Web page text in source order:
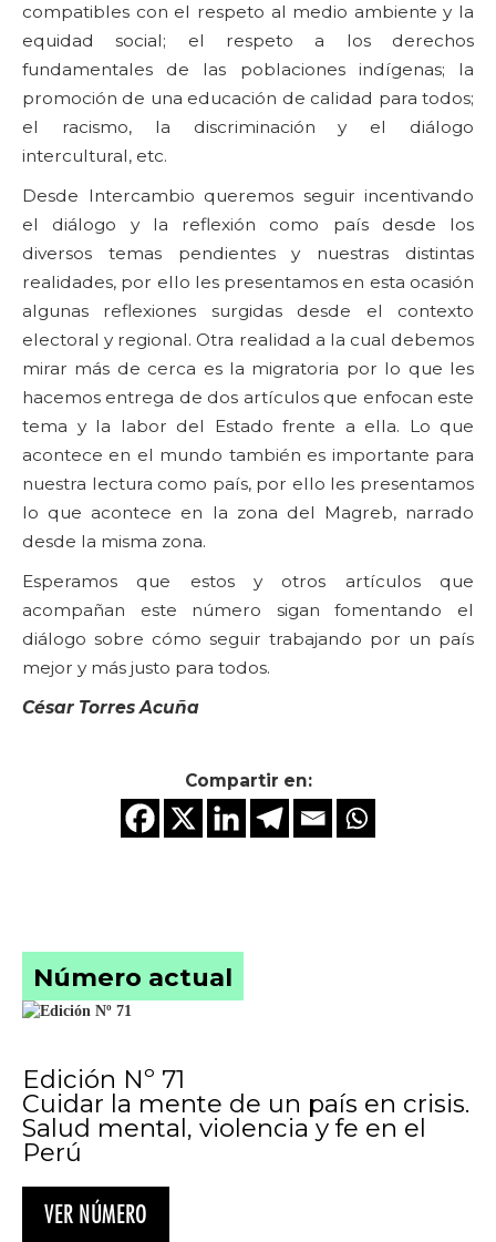
compatibles con el respeto al medio ambiente y la
equidad social; el respeto a los derechos
fundamentales de las poblaciones indígenas; la
promoción de una educación de calidad para todos;
el racismo, la discriminación y el diálogo
intercultural, etc.
Desde Intercambio queremos seguir incentivando
el diálogo y la reflexión como país desde los
diversos temas pendientes y nuestras distintas
realidades, por ello les presentamos en esta ocasión
algunas reflexiones surgidas desde el contexto
electoral y regional. Otra realidad a la cual debemos
mirar más de cerca es la migratoria por lo que les
hacemos entrega de dos artículos que enfocan este
tema y la labor del Estado frente a ella. Lo que
acontece en el mundo también es importante para
nuestra lectura como país, por ello les presentamos
lo que acontece en la zona del Magreb, narrado
desde la misma zona.
Esperamos que estos y otros artículos que
acompañan este número sigan fomentando el
diálogo sobre cómo seguir trabajando por un país
mejor y más justo para todos.
César Torres Acuña
Compartir en:
Número actual
Edición Nº 71
Cuidar la mente de un país en crisis.
Salud mental, violencia y fe en el
Perú
VER NÚMERO